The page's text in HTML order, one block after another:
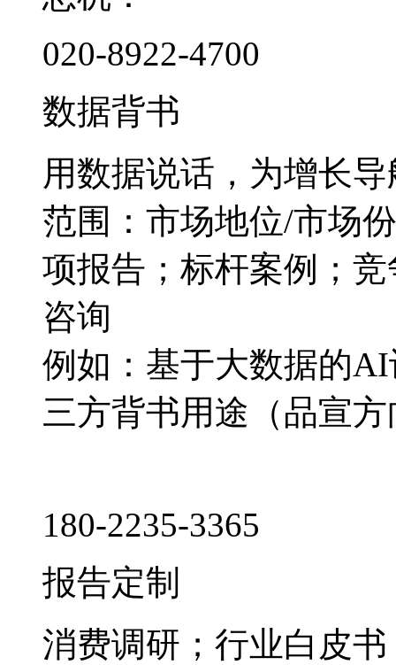
020-8922-4700
数据背书
用数据说话，为增长导
范围：市场地位/市场
项报告；标杆案例；
咨询
例如：基于大数据的
三方背书用途（品宣
180-2235-3365
报告定制
消费调研；行业白皮